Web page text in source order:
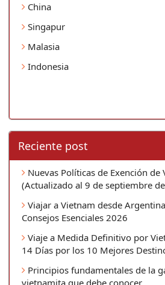
China
Singapur
Malasia
Indonesia
Reciente post
Nuevas Políticas de Exención de
(Actualizado al 9 de septiembre
Viajar a Vietnam desde
Consejos Esenciales 2026
Viaje a Medida Definitivo por
14 Días por los 10 Mejores
Principios fundamentales de la
vietnamita que debe conocer